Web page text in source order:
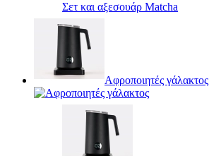
Σετ και αξεσουάρ Matcha
Αφροποιητές γάλακτος